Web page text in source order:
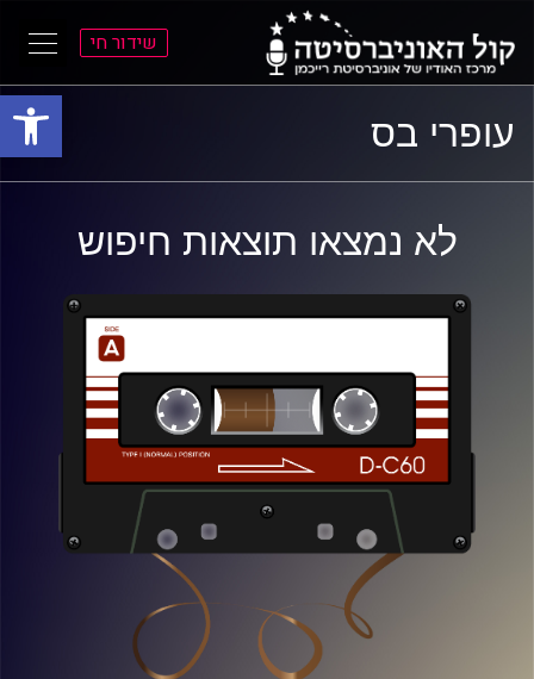
פתח
התפריט
הראשי
התוכן
הראשי
שידור חי
עופרי בס
לא נמצאו תוצאות חיפוש